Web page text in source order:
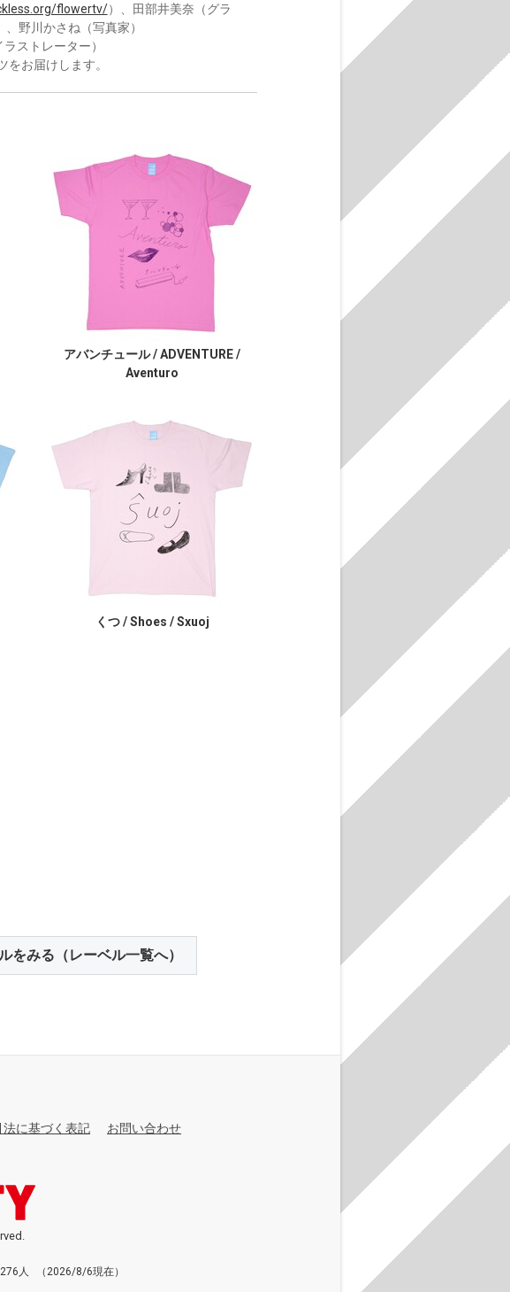
flowertv/）、田部井美奈（グラ
、野川かさね（写真家）
ストレーター）
お届けします。
アバンチュール / ADVENTURE /
Aventuro
くつ / Shoes / Sxuoj
をみる（レーベル一覧へ）
法に基づく表記 お問い合わせ
人 （2026/8/6現在）